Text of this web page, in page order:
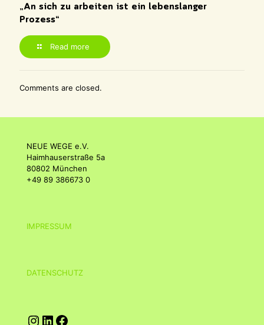
„An sich zu arbeiten ist ein lebenslanger
Prozess“
Read more
Comments are closed.
NEUE WEGE e.V.
Haimhauserstraße 5a
80802 München
+49 89 386673 0
IMPRESSUM
DATENSCHUTZ
Instagram
LinkedIn
Facebook